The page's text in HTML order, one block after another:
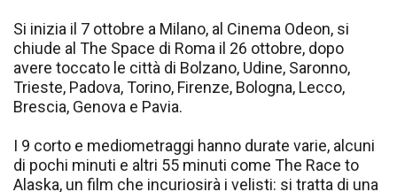
Si inizia il 7 ottobre a Milano, al Cinema Odeon, si
chiude al The Space di Roma il 26 ottobre, dopo
avere toccato le città di Bolzano, Udine, Saronno,
Trieste, Padova, Torino, Firenze, Bologna, Lecco,
Brescia, Genova e Pavia.
I 9 corto e mediometraggi hanno durate varie, alcuni
di pochi minuti e altri 55 minuti come The Race to
Alaska, un film che incuriosirà i velisti: si tratta di una